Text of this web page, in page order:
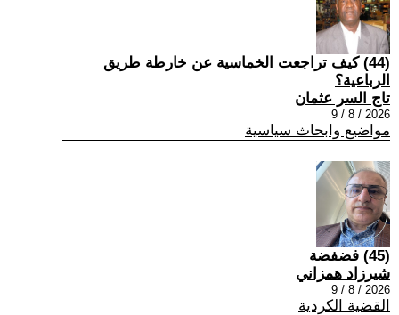
(44) كيف تراجعت الخماسية عن خارطة طريق
الرباعية؟
تاج السر عثمان
2026 / 8 / 9
مواضيع وابحاث سياسية
(45) فضفضة
شيرزاد همزاني
2026 / 8 / 9
القضية الكردية